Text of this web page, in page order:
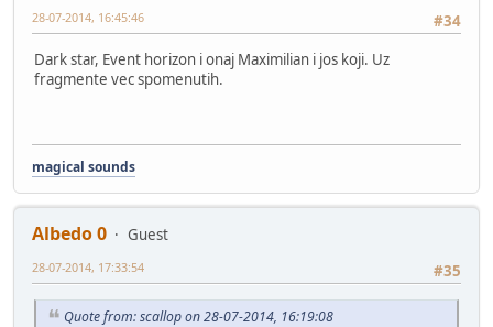
#34
28-07-2014, 16:45:46
Dark star, Event horizon i onaj Maximilian i jos koji. Uz
fragmente vec spomenutih.
magical sounds
Albedo 0
Guest
#35
28-07-2014, 17:33:54
Quote from: scallop on 28-07-2014, 16:19:08